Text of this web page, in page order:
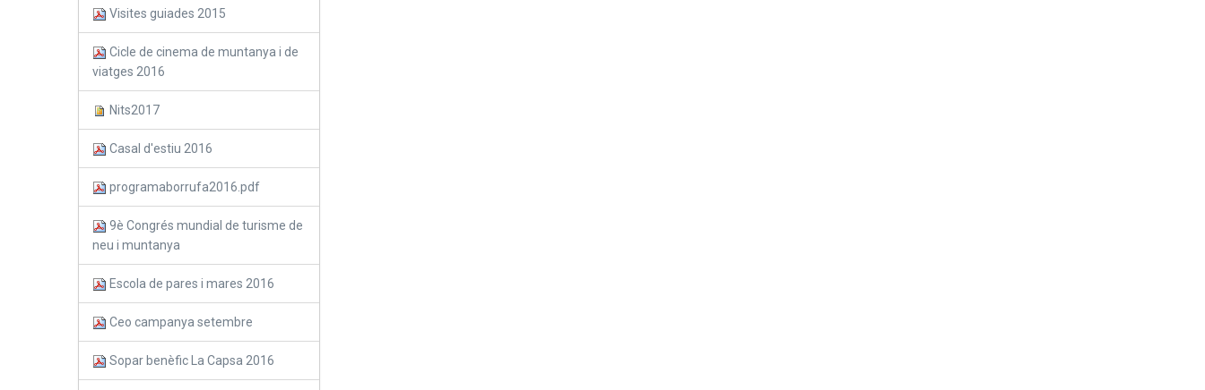
Visites guiades 2015
Cicle de cinema de muntanya i de
viatges 2016
Nits2017
Casal d'estiu 2016
programaborrufa2016.pdf
9è Congrés mundial de turisme de
neu i muntanya
Escola de pares i mares 2016
Ceo campanya setembre
Sopar benèfic La Capsa 2016